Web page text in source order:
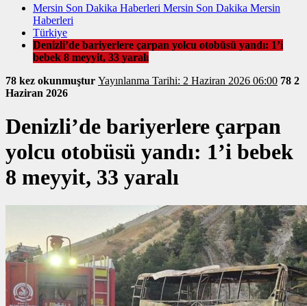
Mersin Son Dakika Haberleri Mersin Son Dakika Mersin
Haberleri
Türkiye
Denizli’de bariyerlere çarpan yolcu otobüsü yandı: 1’i
bebek 8 meyyit, 33 yaralı
78 kez okunmuştur
Yayınlanma Tarihi: 2 Haziran 2026 06:00 78 2
Haziran 2026
Denizli’de bariyerlere çarpan
yolcu otobüsü yandı: 1’i bebek
8 meyyit, 33 yaralı